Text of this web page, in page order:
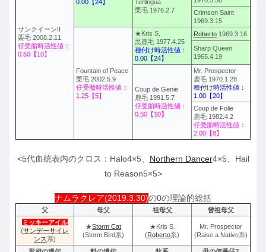
サンクイーンII
栗毛 2008.2.11
仔受胎時活性値：
0.50【10】
0.00【24】
Terlingua
栗毛 1976.2.7
Crimson Saint
1969.3.15
Fountain of Peace
栗毛 2002.5.9
仔受胎時活性値：
1.25【5】
★Kris S.
黒鹿毛 1977.4.25
種付け時活性値：
0.00【24】
Roberto 1969.3.16
Sharp Queen
1965.4.19
Coup de Genie
鹿毛 1991.5.7
仔受胎時活性値：
0.50【10】
Mr. Prospector
鹿毛 1970.1.28
種付け時活性値：
1.00【20】
Coup de Folie
鹿毛 1982.4.2
仔受胎時活性値：
2.00【8】
<5代血統表内のクロス：Halo4×5、 Northern Dancer4×5、Hail
to Reason5×5>
ナムラクレア(2019.3.30)の0の理論的総括
父 母父 祖母父
曾祖母父
ミッキーアイル
(サンデーサイレ
ンス系)
★Storm Cat
(Storm Bird系)
★Kris S.
(Roberto系)
Mr. Prospector
(Raise a Native系)